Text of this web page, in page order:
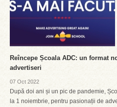
Reîncepe Școala ADC: un format
advertiseri
07 Oct 2022
După doi ani și un pic de pandemie,
la 1 noiembrie, pentru pasionații de